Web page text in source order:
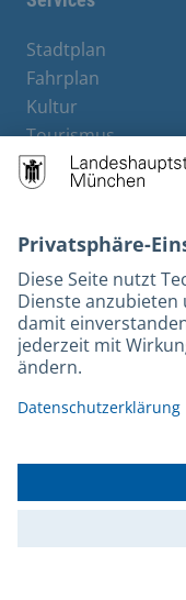
Stadtplan
Fahrplan
Kultur
Tourismus
M-Strom
Bürgerservice
Kontakt
Barrierefreiheit
Leichte Sprache
Gebärdensprache
Kontakt